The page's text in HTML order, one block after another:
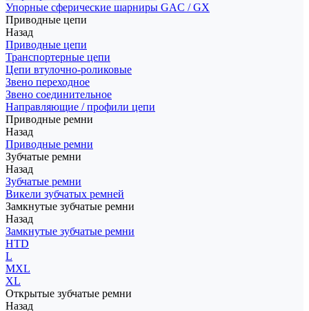
Упорные сферические шарниры GAC / GX
Приводные цепи
Назад
Приводные цепи
Транспортерные цепи
Цепи втулочно-роликовые
Звено переходное
Звено соединительное
Направляющие / профили цепи
Приводные ремни
Назад
Приводные ремни
Зубчатые ремни
Назад
Зубчатые ремни
Викели зубчатых ремней
Замкнутые зубчатые ремни
Назад
Замкнутые зубчатые ремни
HTD
L
MXL
XL
Открытые зубчатые ремни
Назад